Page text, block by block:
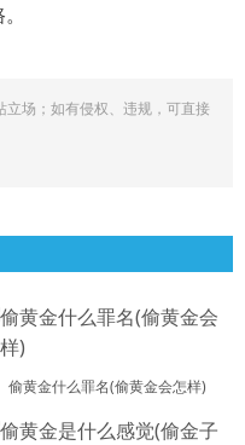
场；如有侵权、违规，可直接
偷黄金什么罪名(偷黄金会怎样)